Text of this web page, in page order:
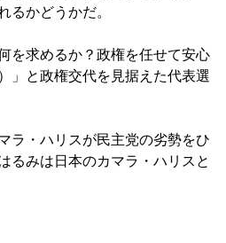
るかどうかだ。
を求めるか？政権を任せて安心
」と政権交代を見据えた代表選
ラ・ハリスが民主党の劣勢をひ
るみは日本のカマラ・ハリスと